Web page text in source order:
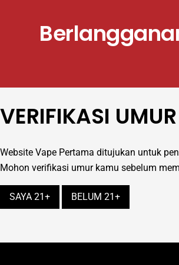
VERIFIKASI UMUR
Website Vape Pertama ditujukan untuk
Mohon verifikasi umur kamu sebelum
SAYA 21+ BELUM 21+